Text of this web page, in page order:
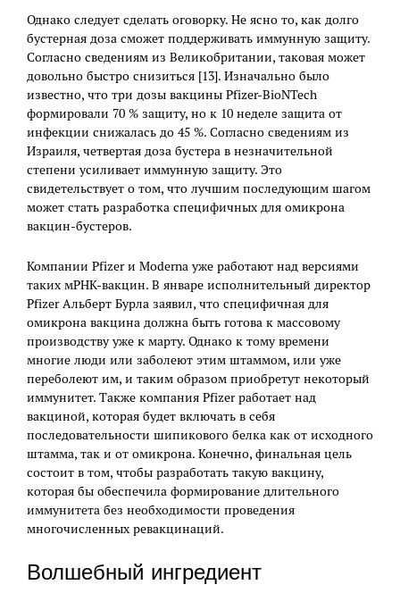
Однако следует сделать оговорку. Не ясно то, как долго
бустерная доза сможет поддерживать иммунную защиту.
Согласно сведениям из Великобритании, таковая может
довольно быстро снизиться [13]. Изначально было
известно, что три дозы вакцины Pfizer-BioNTech
формировали 70 % защиту, но к 10 неделе защита от
инфекции снижалась до 45 %. Согласно сведениям из
Израиля, четвертая доза бустера в незначительной
степени усиливает иммунную защиту. Это
свидетельствует о том, что лучшим последующим шагом
может стать разработка специфичных для омикрона
вакцин-бустеров.
Компании Pfizer и Moderna уже работают над версиями
таких мРНК-вакцин. В январе исполнительный директор
Pfizer Альберт Бурла заявил, что специфичная для
омикрона вакцина должна быть готова к массовому
производству уже к марту. Однако к тому времени
многие люди или заболеют этим штаммом, или уже
переболеют им, и таким образом приобретут некоторый
иммунитет. Также компания Pfizer работает над
вакциной, которая будет включать в себя
последовательности шипикового белка как от исходного
штамма, так и от омикрона. Конечно, финальная цель
состоит в том, чтобы разработать такую вакцину,
которая бы обеспечила формирование длительного
иммунитета без необходимости проведения
многочисленных ревакцинаций.
Волшебный ингредиент